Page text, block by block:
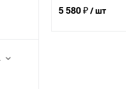
5 580 ₽/ шт